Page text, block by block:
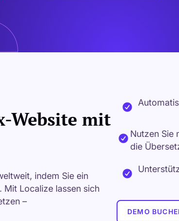
Website mit
indem Sie ein
Mit Localize lassen sich
–
Nutzen Sie
die
DEMO